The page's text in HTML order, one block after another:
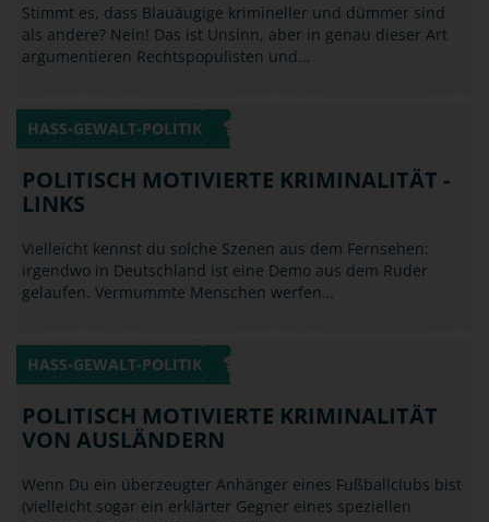
als andere? Nein! Das ist Unsinn, aber in genau dieser Art
argumentieren Rechtspopulisten und…
HASS-GEWALT-POLITIK
POLITISCH MOTIVIERTE KRIMINALITÄT -
LINKS
irgendwo in Deutschland ist eine Demo aus dem Ruder
gelaufen. Vermummte Menschen werfen…
HASS-GEWALT-POLITIK
POLITISCH MOTIVIERTE KRIMINALITÄT
VON AUSLÄNDERN
(vielleicht sogar ein erklärter Gegner eines speziellen
anderen) und Du triffst im Urlaub im…